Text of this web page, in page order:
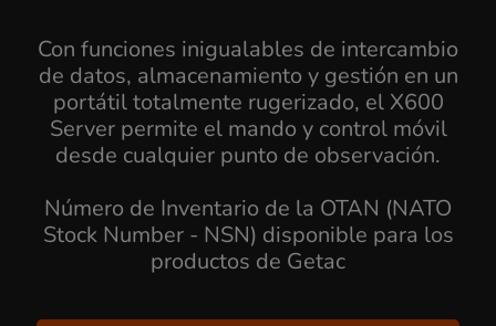
Con funciones inigualables de intercambio
de datos, almacenamiento y gestión en un
portátil totalmente rugerizado, el X600
Server permite el mando y control móvil
desde cualquier punto de observación.
Número de Inventario de la OTAN (NATO
Stock Number - NSN) disponible para los
productos de Getac